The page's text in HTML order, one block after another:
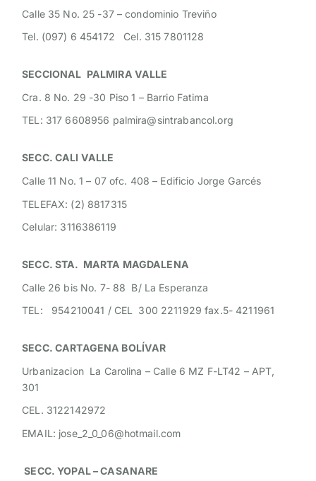
Calle 35 No. 25 -37 – condominio Treviño
Tel. (097) 6 454172 Cel. 315 7801128
SECCIONAL PALMIRA VALLE
Cra. 8 No. 29 -30 Piso 1 – Barrio Fatima
TEL: 317 6608956 palmira@sintrabancol.org
SECC. CALI VALLE
Calle 11 No. 1 – 07 ofc. 408 – Edificio Jorge Garcés
TELEFAX: (2) 8817315
Celular: 3116386119
SECC. STA. MARTA MAGDALENA
Calle 26 bis No. 7- 88 B/ La Esperanza
TEL: 954210041 / CEL 300 2211929 fax.5- 4211961
SECC. CARTAGENA BOLÍVAR
Urbanizacion La Carolina – Calle 6 MZ F-LT42 – APT,
301
CEL. 3122142972
EMAIL: jose_2_0_06@hotmail.com
SECC. YOPAL – CASANARE